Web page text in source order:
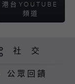
港台 YOUTUBE
頻道
社 交
公眾回饋